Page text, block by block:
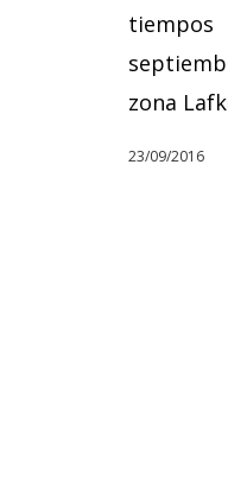
zona
23/09/2016